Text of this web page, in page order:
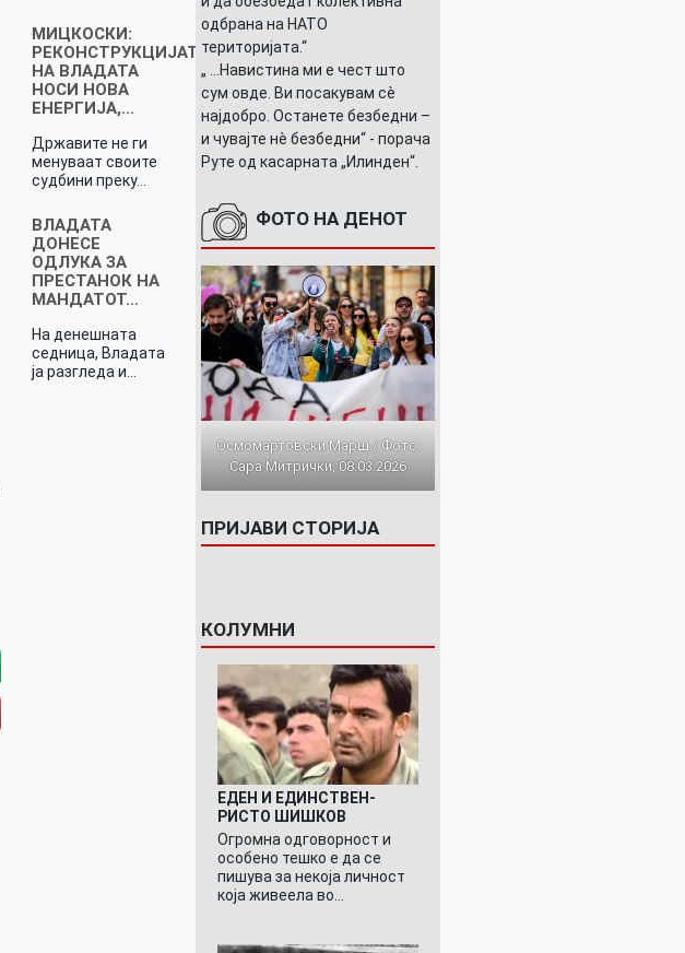
МИЦКОСКИ:
РЕКОНСТРУКЦИЈАТА
НА ВЛАДАТА
НОСИ НОВА
ЕНЕРГИЈА,…
Државите не ги
менуваат своите
судбини преку…
ВЛАДАТА
ДОНЕСЕ
ОДЛУКА ЗА
ПРЕСТАНОК НА
МАНДАТОТ…
На денешната
седница, Владата
ја разгледа и…
одбрана на НАТО
територијата.“
„ ...Навистина ми е чест што
сум овде. Ви посакувам сè
најдобро. Останете безбедни –
и чувајте нè безбедни“ - порача
Руте од касарната „Илинден“.
ФОТО НА ДЕНОТ
Осмомартовски Марш / Фото:
Сара Митрички, 08.03.2026
ПРИЈАВИ СТОРИЈА
КОЛУМНИ
ЕДЕН И ЕДИНСТВЕН-
РИСТО ШИШКОВ
Огромна одговорност и
особено тешко е да се
пишува за некоја личност
која живеела во…